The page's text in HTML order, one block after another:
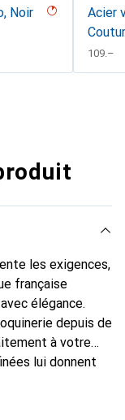
Noir
Acier
CHF
109.–
les exigences,
française
élégance.
depuis de
à votre
lui donnent